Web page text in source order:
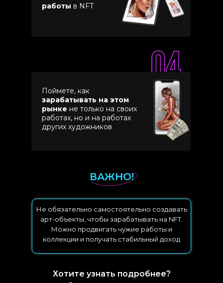
работы в NFT
Поймете, как
зарабатывать на этом
рынке не только на своих
работах, но и на работах
других художников
ВАЖНО!
Не обязательно самостоятельно создавать
арт-объекты, чтобы зарабатывать на NFT.
Можно продвигать чужие работы и
коллекции и получать стабильный доход
Хотите узнать подробнее?